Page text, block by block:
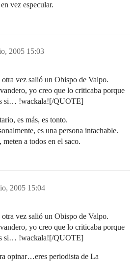
vez especular.
2005 15:03
vez salió un Obispo de Valpo.
yo creo que lo criticaba porque
si… !wackala![/QUOTE]
es más, es tonto.
es una persona intachable.
a todos en el saco.
2005 15:04
vez salió un Obispo de Valpo.
yo creo que lo criticaba porque
si… !wackala![/QUOTE]
opinar…eres periodista de La